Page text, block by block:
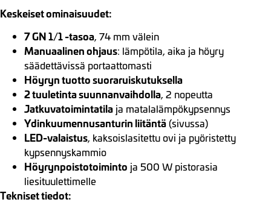
Keskeiset ominaisuudet:
7 GN 1/1 -tasoa, 74 mm välein
Manuaalinen ohjaus: lämpötila, aika ja höyry
säädettävissä portaattomasti
Höyryn tuotto suoraruiskutuksella
2 tuuletinta suunnanvaihdolla, 2 nopeutta
Jatkuvatoimintatila ja matalalämpökypsennys
Ydinkuumennusanturin liitäntä(sivussa)
LED-valaistus, kaksoislasitettu ovi ja pyöristetty
kypsennyskammio
Höyrynpoistotoiminto ja 500 W pistorasia
liesituulettimelle
Tekniset tiedot: